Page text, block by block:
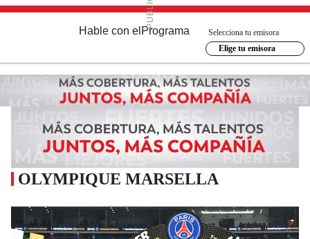
Hable con el Programa
Selecciona tu emisora
Elige tu emisora
OLYMPIQUE MARSELLA